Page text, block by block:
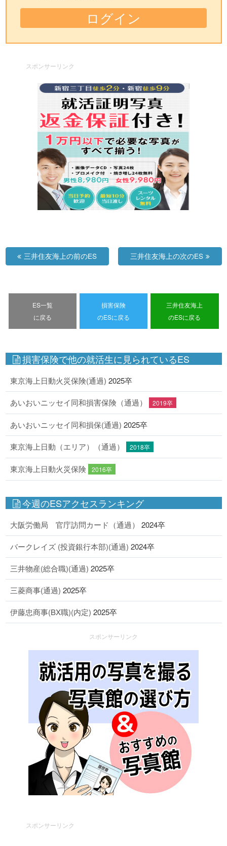
スポンサーリンク
三井住友海上の前のES 三井住友海上の次のES
ES一覧
に戻る
損害保険
のESに戻る
三井住友海上
のESに戻る
損害保険で他の就活生に見られているES
東京海上日動火災保険(通過) 2025卒
あいおいニッセイ同和損害保険（通過） 2019卒
あいおいニッセイ同和損保(通過) 2025卒
東京海上日動（エリア）（通過） 2018卒
東京海上日動火災保険 2016卒
今週のESアクセスランキング
大阪労働局 官庁訪問カード（通過） 2024卒
バークレイズ (投資銀行本部)(通過) 2024卒
三井物産(総合職)(通過) 2025卒
三菱商事(通過) 2025卒
伊藤忠商事(BX職)(内定) 2025卒
スポンサーリンク
スポンサーリンク